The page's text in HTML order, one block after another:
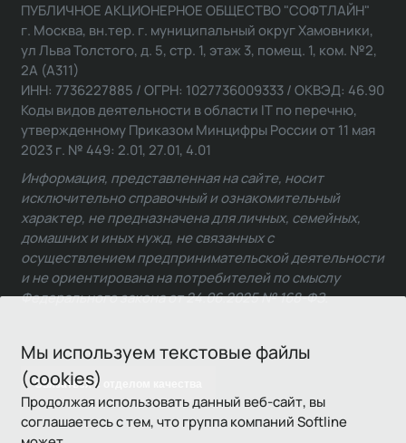
Мы используем текстовые файлы
(cookies)
Продолжая использовать данный веб-сайт, вы
соглашаетесь с тем, что группа компаний Softline
Связаться с отделом качества
ПУБЛИЧНОЕ АКЦИОНЕРНОЕ ОБЩЕСТВО "СОФТЛАЙН"
г. Москва, вн.тер. г. муниципальный округ Хамовники,
ул Льва Толстого, д. 5, стр. 1, этаж 3, помещ. 1, ком. №2,
2А (А311)
ИНН: 7736227885 / ОГРН: 1027736009333 / ОКВЭД: 46.90
Коды видов деятельности в области IT по перечню,
утвержденному Приказом Минцифры России от 11 мая
2023 г. № 449: 2.01, 27.01, 4.01
Информация, представленная на сайте, носит
исключительно справочный и ознакомительный
характер, не предназначена для личных, семейных,
домашних и иных нужд, не связанных с
осуществлением предпринимательской деятельности
и не ориентирована на потребителей по смыслу
Федерального закона от 24.06.2025 № 168-ФЗ.